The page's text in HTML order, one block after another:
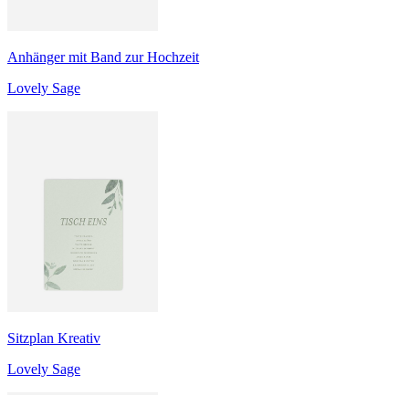
Anhänger mit Band zur Hochzeit
Lovely Sage
Sitzplan Kreativ
Lovely Sage